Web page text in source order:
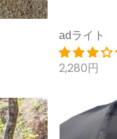
adライト
2,280円